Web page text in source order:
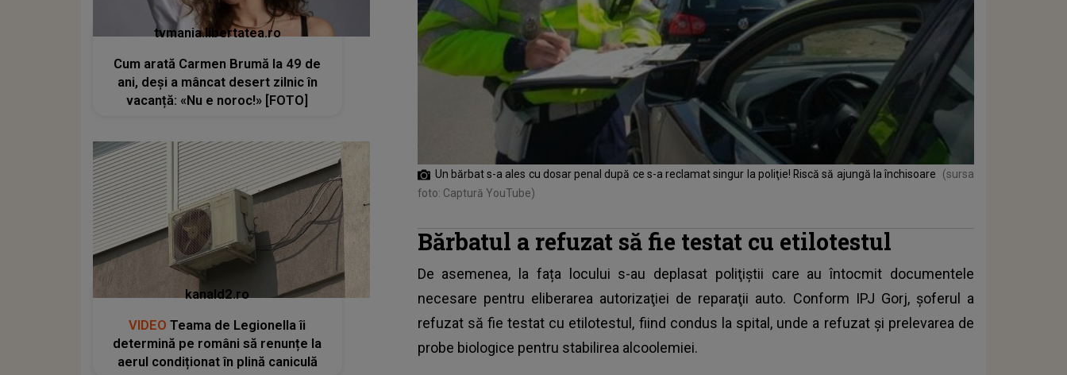
Un bărbat s-a ales cu dosar penal după ce s-a reclamat singur la poliţie! Riscă să ajungă la închisoare
(sursa
foto: Captură YouTube)
Bărbatul a refuzat să fie testat cu etilotestul
De asemenea, la fața locului s-au deplasat poliţiştii care au întocmit documentele
necesare pentru eliberarea autorizaţiei de reparaţii auto. Conform IPJ Gorj, șoferul a
refuzat să fie testat cu etilotestul , fiind condus la spital, unde a refuzat și prelevarea de
probe biologice pentru stabilirea alcoolemiei.
tvmania.libertatea.ro
Cum arată Carmen Brumă la 49 de
ani, deși a mâncat desert zilnic în
vacanță: «Nu e noroc!» [FOTO]
kanald2.ro
VIDEO Teama de Legionella îi
determină pe români să renunțe la
aerul condiționat în plină caniculă